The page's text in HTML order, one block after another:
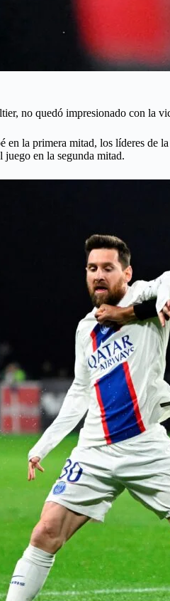
no quedó impresionado con la
en la primera mitad, los líderes de
en la segunda mitad.